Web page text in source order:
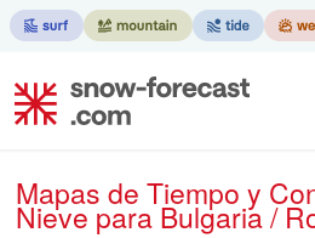
Mapas de Tiempo y Condiciones de
Nievepara Bulgaria /